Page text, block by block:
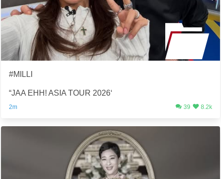
#MILLI
“JAA EHH! ASIA TOUR 2026‘
2m 39 8.2k